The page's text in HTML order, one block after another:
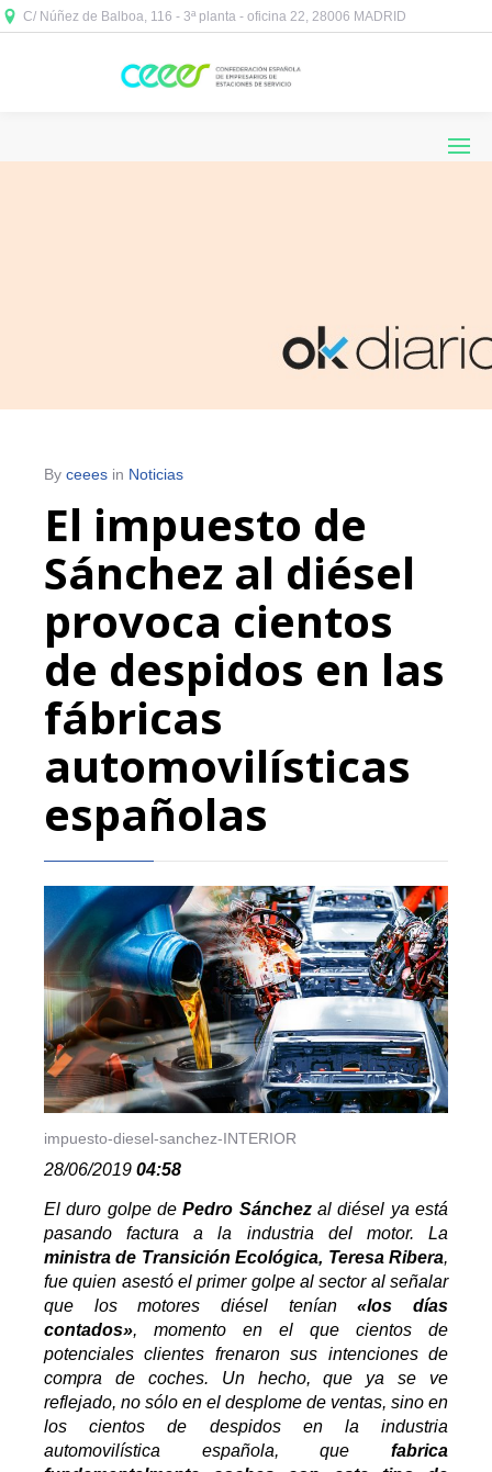
C/ Núñez de Balboa, 116 - 3ª planta - oficina 22, 28006 MADRID
By ceees in Noticias
El impuesto de
Sánchez al diésel
provoca cientos
de despidos en las
fábricas
automovilísticas
españolas
impuesto-diesel-sanchez-INTERIOR
28/06/2019 04:58
El duro golpe dePedro Sánchezal diésel ya está
pasando factura a la industria del motor. La
ministra de Transición Ecológica, Teresa Ribera,
fue quien asestó el primer golpe al sector al señalar
que los motores diésel tenían«los días
contados», momento en el que cientos de
potenciales clientes frenaron sus intenciones de
compra de coches. Un hecho, que ya se ve
reflejado, no sólo en el desplome de ventas, sino en
los cientos de despidos en la industria
automovilística española, que fabrica